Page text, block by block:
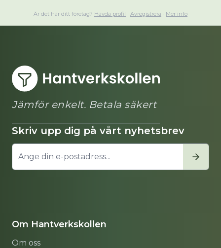
Är det här ditt företag? Hävda profil · Avregistrera · Mer info
Jämför enkelt. Betala säkert
Skriv upp dig på vårt nyhetsbrev
Om Hantverkskollen
Om oss